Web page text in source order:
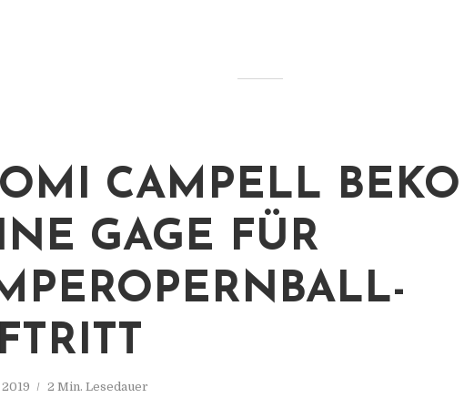
CAMPELL
GAGE FÜR
2 Min. Lesedauer